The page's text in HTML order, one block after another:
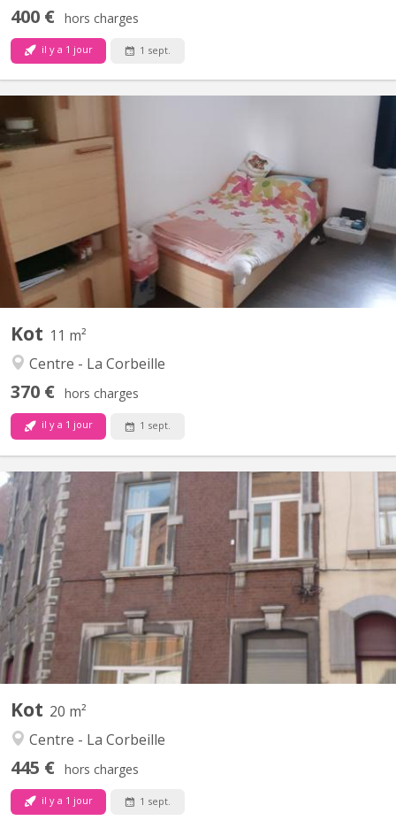
400 € hors charges
il y a 1 jour 1 sept.
Kot 11 m²
Centre - La Corbeille
370 € hors charges
il y a 1 jour 1 sept.
KN 1495
Kots meublés idéalement situés pour la HEAJ et proche du
centre,... 1 autre kot duplex disponible au tarif de 445€ Le tarif de
la location s'entend toutes charges comprises, internet, location
du mobilier et le nettoyage des communs. Pas de révisions des
charges en fin d'année ! Un frigo dans...
Kot 20 m²
Centre - La Corbeille
445 € hors charges
il y a 1 jour 1 sept.
KN 1237
Kot meublé en duplex disponible pour étudiant(e) avec parents
comme garants. 1 autres kot meublé disponible à 370€. Tous
disponibles dès septembre. Frigo individuel dans chaque kot.
Dans ce tarif tout est inclus (charges, internet, mobilier,
nettoyage des communs) Pas de révision en fin...